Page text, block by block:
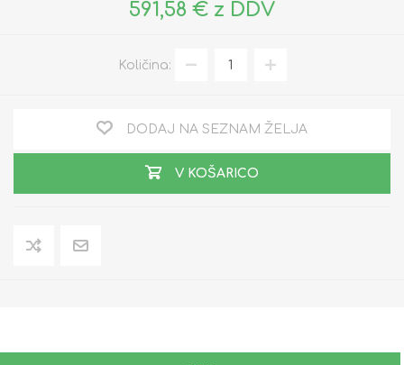
591,58 € z DDV
Količina:
DODAJ NA SEZNAM ŽELJA
V KOŠARICO